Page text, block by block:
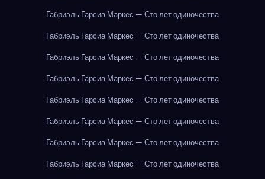
Габриэль Гарсиа Маркес — Сто лет одиночества
Габриэль Гарсиа Маркес — Сто лет одиночества
Габриэль Гарсиа Маркес — Сто лет одиночества
Габриэль Гарсиа Маркес — Сто лет одиночества
Габриэль Гарсиа Маркес — Сто лет одиночества
Габриэль Гарсиа Маркес — Сто лет одиночества
Габриэль Гарсиа Маркес — Сто лет одиночества
Габриэль Гарсиа Маркес — Сто лет одиночества